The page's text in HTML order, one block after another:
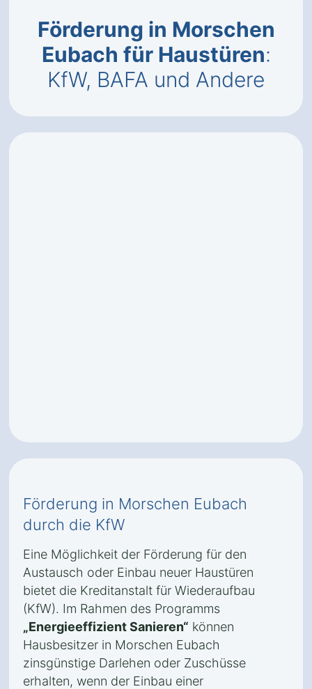
Förderung in Morschen
Eubach für Haustüren:
KfW, BAFA und Andere
Förderung in Morschen Eubach
durch die KfW
Eine Möglichkeit der Förderung für den
Austausch oder Einbau neuer Haustüren
bietet die Kreditanstalt für Wiederaufbau
(KfW). Im Rahmen des Programms
„Energieeffizient Sanieren“ können
Hausbesitzer in Morschen Eubach
zinsgünstige Darlehen oder Zuschüsse
erhalten, wenn der Einbau einer